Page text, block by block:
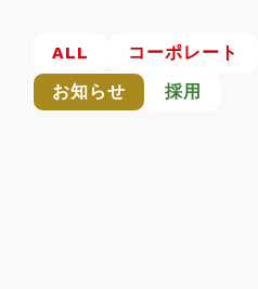
ALL コーポレート
お知らせ
採用